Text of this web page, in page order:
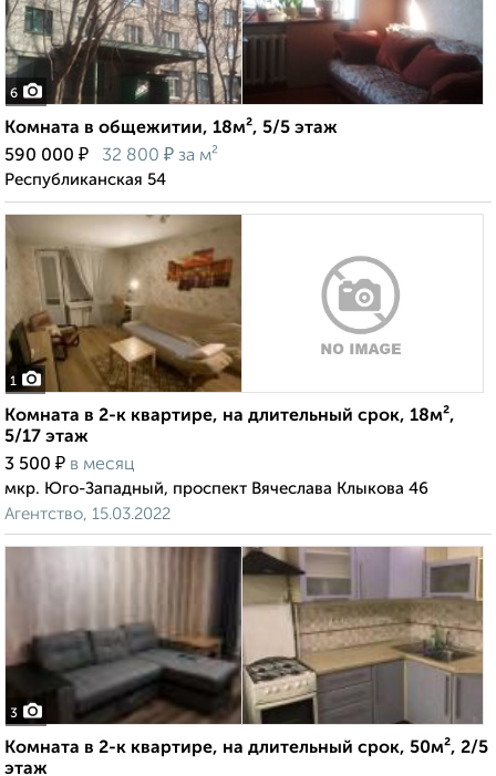
6
Комната в общежитии, 18м², 5/5 этаж
590 000 ₽ 32 800 ₽ за м²
Республиканская 54
1
Комната в 2-к квартире, на длительный срок, 18м²,
5/17 этаж
3 500 ₽ в месяц
мкр. Юго-Западный, проспект Вячеслава Клыкова 46
Агентство, 15.03.2022
3
Комната в 2-к квартире, на длительный срок, 50м², 2/5
этаж